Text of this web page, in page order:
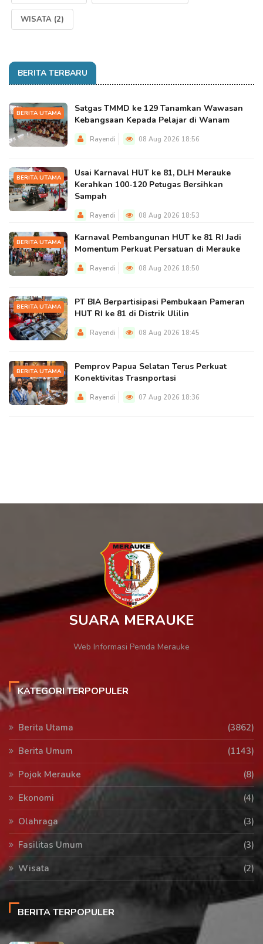
WISATA (2)
BERITA TERBARU
BERITA UTAMA
Satgas TMMD ke 129 Tanamkan Wawasan
Kebangsaan Kepada Pelajar di Wanam
Rayendi 08 Aug 2026 18:56
BERITA UTAMA
Usai Karnaval HUT ke 81, DLH Merauke
Kerahkan 100-120 Petugas Bersihkan
Sampah
Rayendi 08 Aug 2026 18:53
BERITA UTAMA
Karnaval Pembangunan HUT ke 81 RI Jadi
Momentum Perkuat Persatuan di Merauke
Rayendi 08 Aug 2026 18:50
BERITA UTAMA
PT BIA Berpartisipasi Pembukaan Pameran
HUT RI ke 81 di Distrik Ulilin
Rayendi 08 Aug 2026 18:45
BERITA UTAMA
Pemprov Papua Selatan Terus Perkuat
Konektivitas Trasnportasi
Rayendi 07 Aug 2026 18:36
SUARA MERAUKE
Web Informasi Pemda Merauke
KATEGORI TERPOPULER
Berita Utama
(3862)
Berita Umum
(1143)
Pojok Merauke
(8)
Ekonomi
(4)
Olahraga
(3)
Fasilitas Umum
(3)
Wisata
(2)
BERITA TERPOPULER